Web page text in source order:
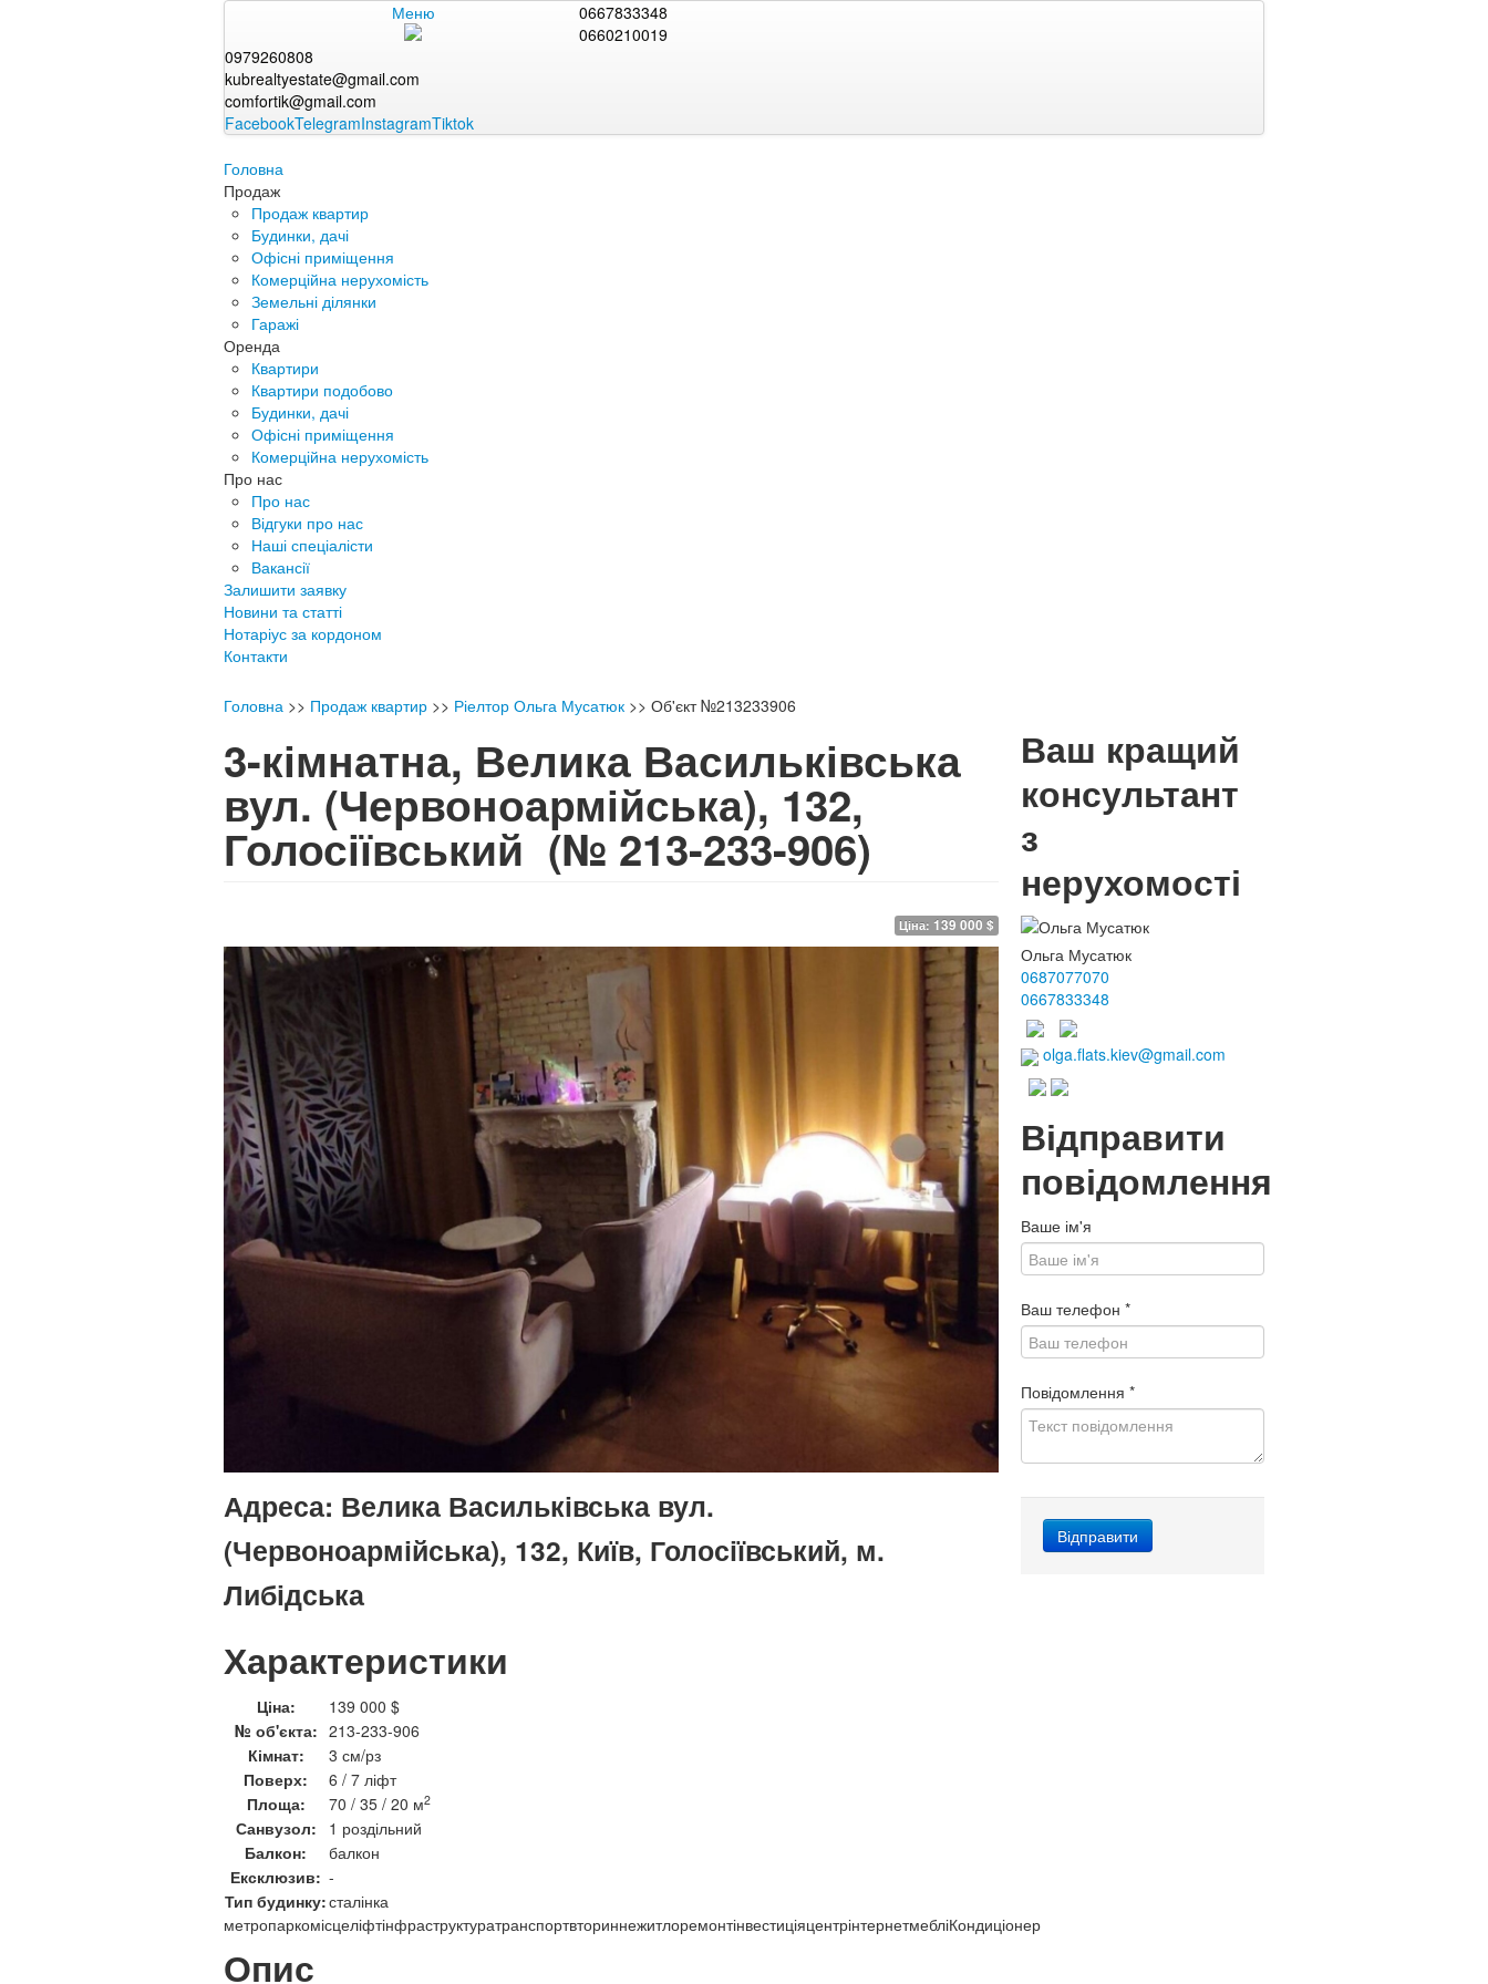
Меню
0667833348
0660210019
0979260808
kubrealtyestate@gmail.com
comfortik@gmail.com
FacebookTelegramInstagramTiktok
Головна
Продаж
Продаж квартир
Будинки, дачі
Офісні приміщення
Комерційна нерухомість
Земельні ділянки
Гаражі
Оренда
Квартири
Квартири подобово
Будинки, дачі
Офісні приміщення
Комерційна нерухомість
Про нас
Про нас
Відгуки про нас
Наші спеціалісти
Вакансії
Залишити заявку
Новини та статті
Нотаріус за кордоном
Контакти
Головна >> Продаж квартир >> Ріелтор Ольга Мусатюк >> Об'єкт №213233906
3-кімнатна, Велика Васильківська
вул. (Червоноармійська), 132,
Голосіївський (№ 213-233-906)
Ціна: 139 000 $
Адреса: Велика Васильківська вул.
(Червоноармійська), 132, Київ, Голосіївський, м.
Либідська
Характеристики
Ціна:
139 000 $
№ об'єкта: 213-233-906
Кімнат:
3 см/рз
Поверх:
6 / 7 ліфт
Площа:
70 / 35 / 20 м2
Санвузол:
1 роздільний
Балкон:
балкон
Ексклюзив: -
Тип будинку:сталінка
метропаркомісцеліфтінфраструктуратранспортвториннежитлоремонтінвестиціяцентрінтернетмебліКондиціонер
Опис
Ваш кращий
консультант
з
нерухомості
Ольга Мусатюк
0687077070
0667833348
olga.flats.kiev@gmail.com
Відправити
повідомлення
Ваше ім'я
Ваш телефон *
Повідомлення *